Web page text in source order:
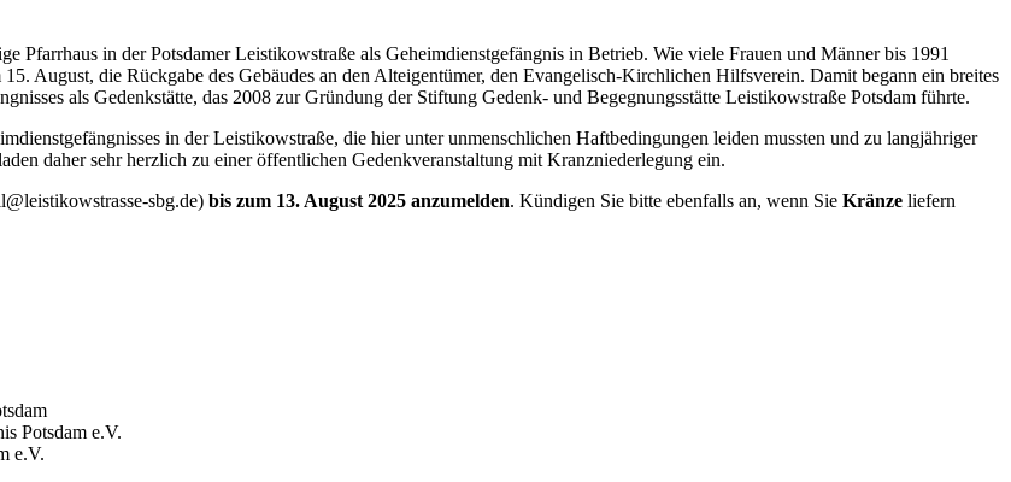
Pfarrhaus in der Potsdamer Leistikowstraße als Geheimdienstgefängnis in Betrieb. Wie viele Frauen und Männer bis 1991
August, die Rückgabe des Gebäudes an den Alteigentümer, den Evangelisch-Kirchlichen Hilfsverein. Damit begann ein breites
als Gedenkstätte, das 2008 zur Gründung der Stiftung Gedenk- und Begegnungsstätte Leistikowstraße Potsdam führte.
in der Leistikowstraße, die hier unter unmenschlichen Haftbedingungen leiden mussten und zu langjähriger
daher sehr herzlich zu einer öffentlichen Gedenkveranstaltung mit Kranzniederlegung ein.
sbg.de) bis zum 13. August 2025 anzumelden. Kündigen Sie bitte ebenfalls an, wenn Sie Kränze liefern
Potsdam e.V.
e.V.